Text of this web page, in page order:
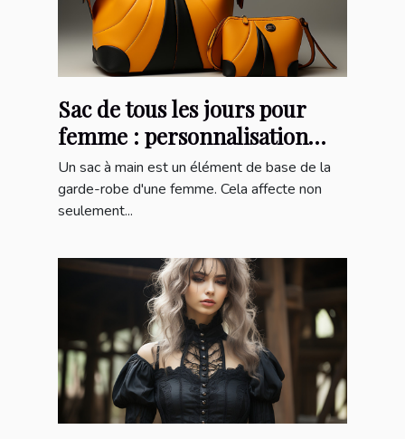
Sac de tous les jours pour
femme : personnalisation
pour un sac à main unique
Un sac à main est un élément de base de la
garde-robe d'une femme. Cela affecte non
seulement...